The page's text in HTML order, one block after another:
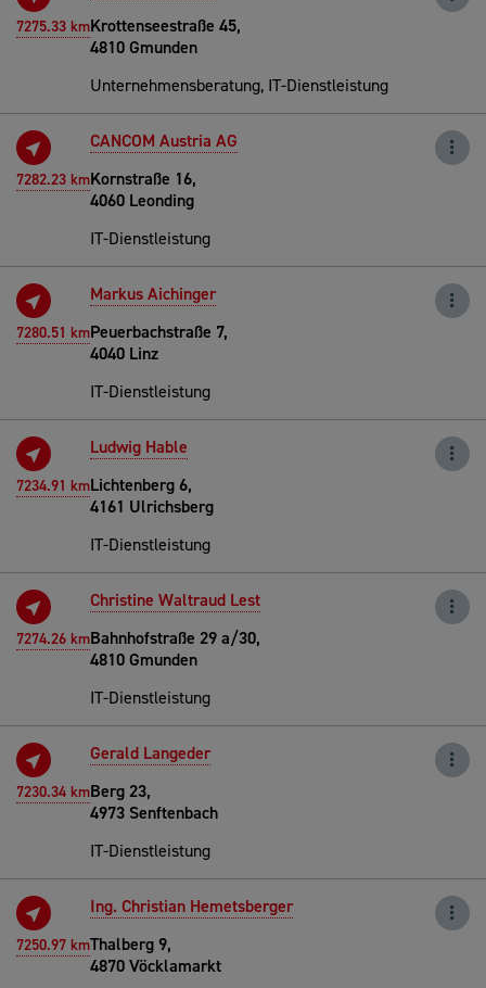
7275.33 kmKrottenseestraße 45,
4810 Gmunden
Unternehmensberatung, IT-Dienstleistung
7282.23 km
CANCOM Austria AG
Kornstraße 16,
4060 Leonding
IT-Dienstleistung
7280.51 km
Markus Aichinger
Peuerbachstraße 7,
4040 Linz
IT-Dienstleistung
7234.91 km
Ludwig Hable
Lichtenberg 6,
4161 Ulrichsberg
IT-Dienstleistung
7274.26 km
Christine Waltraud Lest
Bahnhofstraße 29 a/30,
4810 Gmunden
IT-Dienstleistung
7230.34 km
Gerald Langeder
Berg 23,
4973 Senftenbach
IT-Dienstleistung
7250.97 km
Ing. Christian Hemetsberger
Thalberg 9,
4870 Vöcklamarkt